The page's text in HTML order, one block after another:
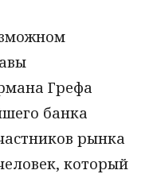
Грефа
банка
рынка
который